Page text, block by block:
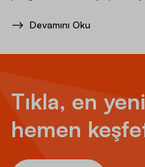
Devamını Oku
Tıkla, en
hemen